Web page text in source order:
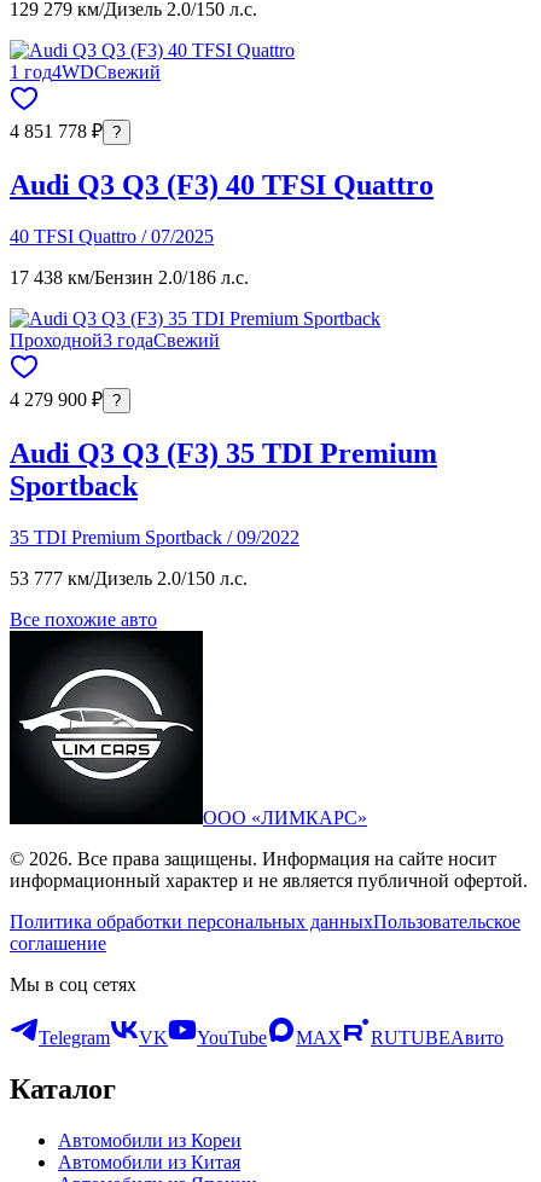
129 279 км/Дизель 2.0/150 л.с.
1 год4WDСвежий
4 851 778 ₽ ?
Audi Q3 Q3 (F3) 40 TFSI Quattro
40 TFSI Quattro / 07/2025
17 438 км/Бензин 2.0/186 л.с.
Проходной3 годаСвежий
4 279 900 ₽ ?
Audi Q3 Q3 (F3) 35 TDI Premium
Sportback
35 TDI Premium Sportback / 09/2022
53 777 км/Дизель 2.0/150 л.с.
Все похожие авто
ООО «ЛИМКАРС»
© 2026. Все права защищены. Информация на сайте носит
информационный характер и не является публичной офертой.
Политика обработки персональных данныхПользовательское
соглашение
Мы в соц сетях
Telegram VK YouTube MAX RUTUBEАвито
Каталог
Автомобили из Кореи
Автомобили из Китая